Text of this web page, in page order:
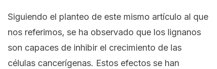
Siguiendo el planteo de este mismo artículo al que
nos referimos, se ha observado que los lignanos
son capaces de inhibir el crecimiento de las
células cancerígenas. Estos efectos se han